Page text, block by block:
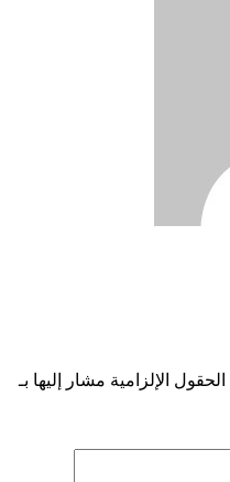
الحقول الإلزامية مشار إليها بـ